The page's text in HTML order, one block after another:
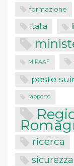
formazione
italia
MIPAAF
peste
rapporto
ricerca